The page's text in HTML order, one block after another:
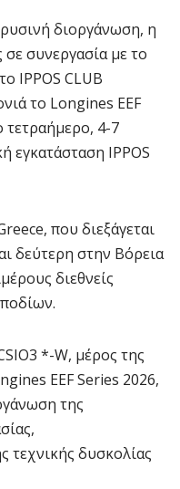
διοργάνωση, η
συνεργασία με το
IPPOS CLUB
το Longines EEF
τετραήμερο, 4-7
εγκατάσταση IPPOS
που διεξάγεται
δεύτερη στην Βόρεια
διεθνείς
*-W, μέρος της
EEF Series 2026,
της
τεχνικής δυσκολίας